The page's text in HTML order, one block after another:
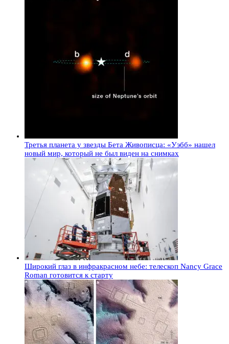
Третья планета у звезды Бета Живописца: «Уэбб» нашел
новый мир, который не был виден на снимках
Широкий глаз в инфракрасном небе: телескоп Nancy Grace
Roman готовится к старту